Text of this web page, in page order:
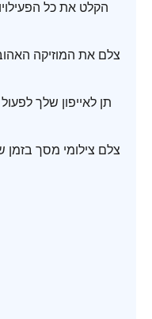
הקלט את כל
צלם את המוזיקה
תן לאייפון שלך
צלם צילומי מסך בזמן